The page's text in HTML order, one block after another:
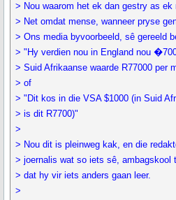
> Nou waarom het ek dan gestry as ek
> Net omdat mense, wanneer pryse
> Ons media byvoorbeeld, sê gereeld
> "Hy verdien nou in England nou
> Suid Afrikaanse waarde R77000 per
> of
> "Dit kos in die VSA $1000 (in Suid
> is dit R7700)"
>
> Nou dit is pleinweg kak, en die
> joernalis wat so iets sê, ambagskool
> dat hy vir iets anders gaan leer.
>